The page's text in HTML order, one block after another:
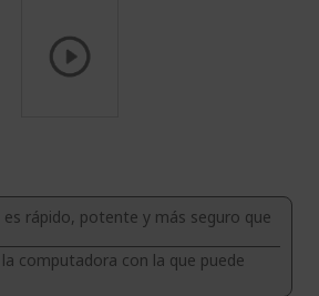
es rápido, potente y más seguro que
computadora con la que puede